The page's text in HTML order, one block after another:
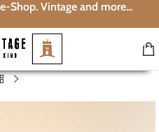
Shop. Vintage and more...